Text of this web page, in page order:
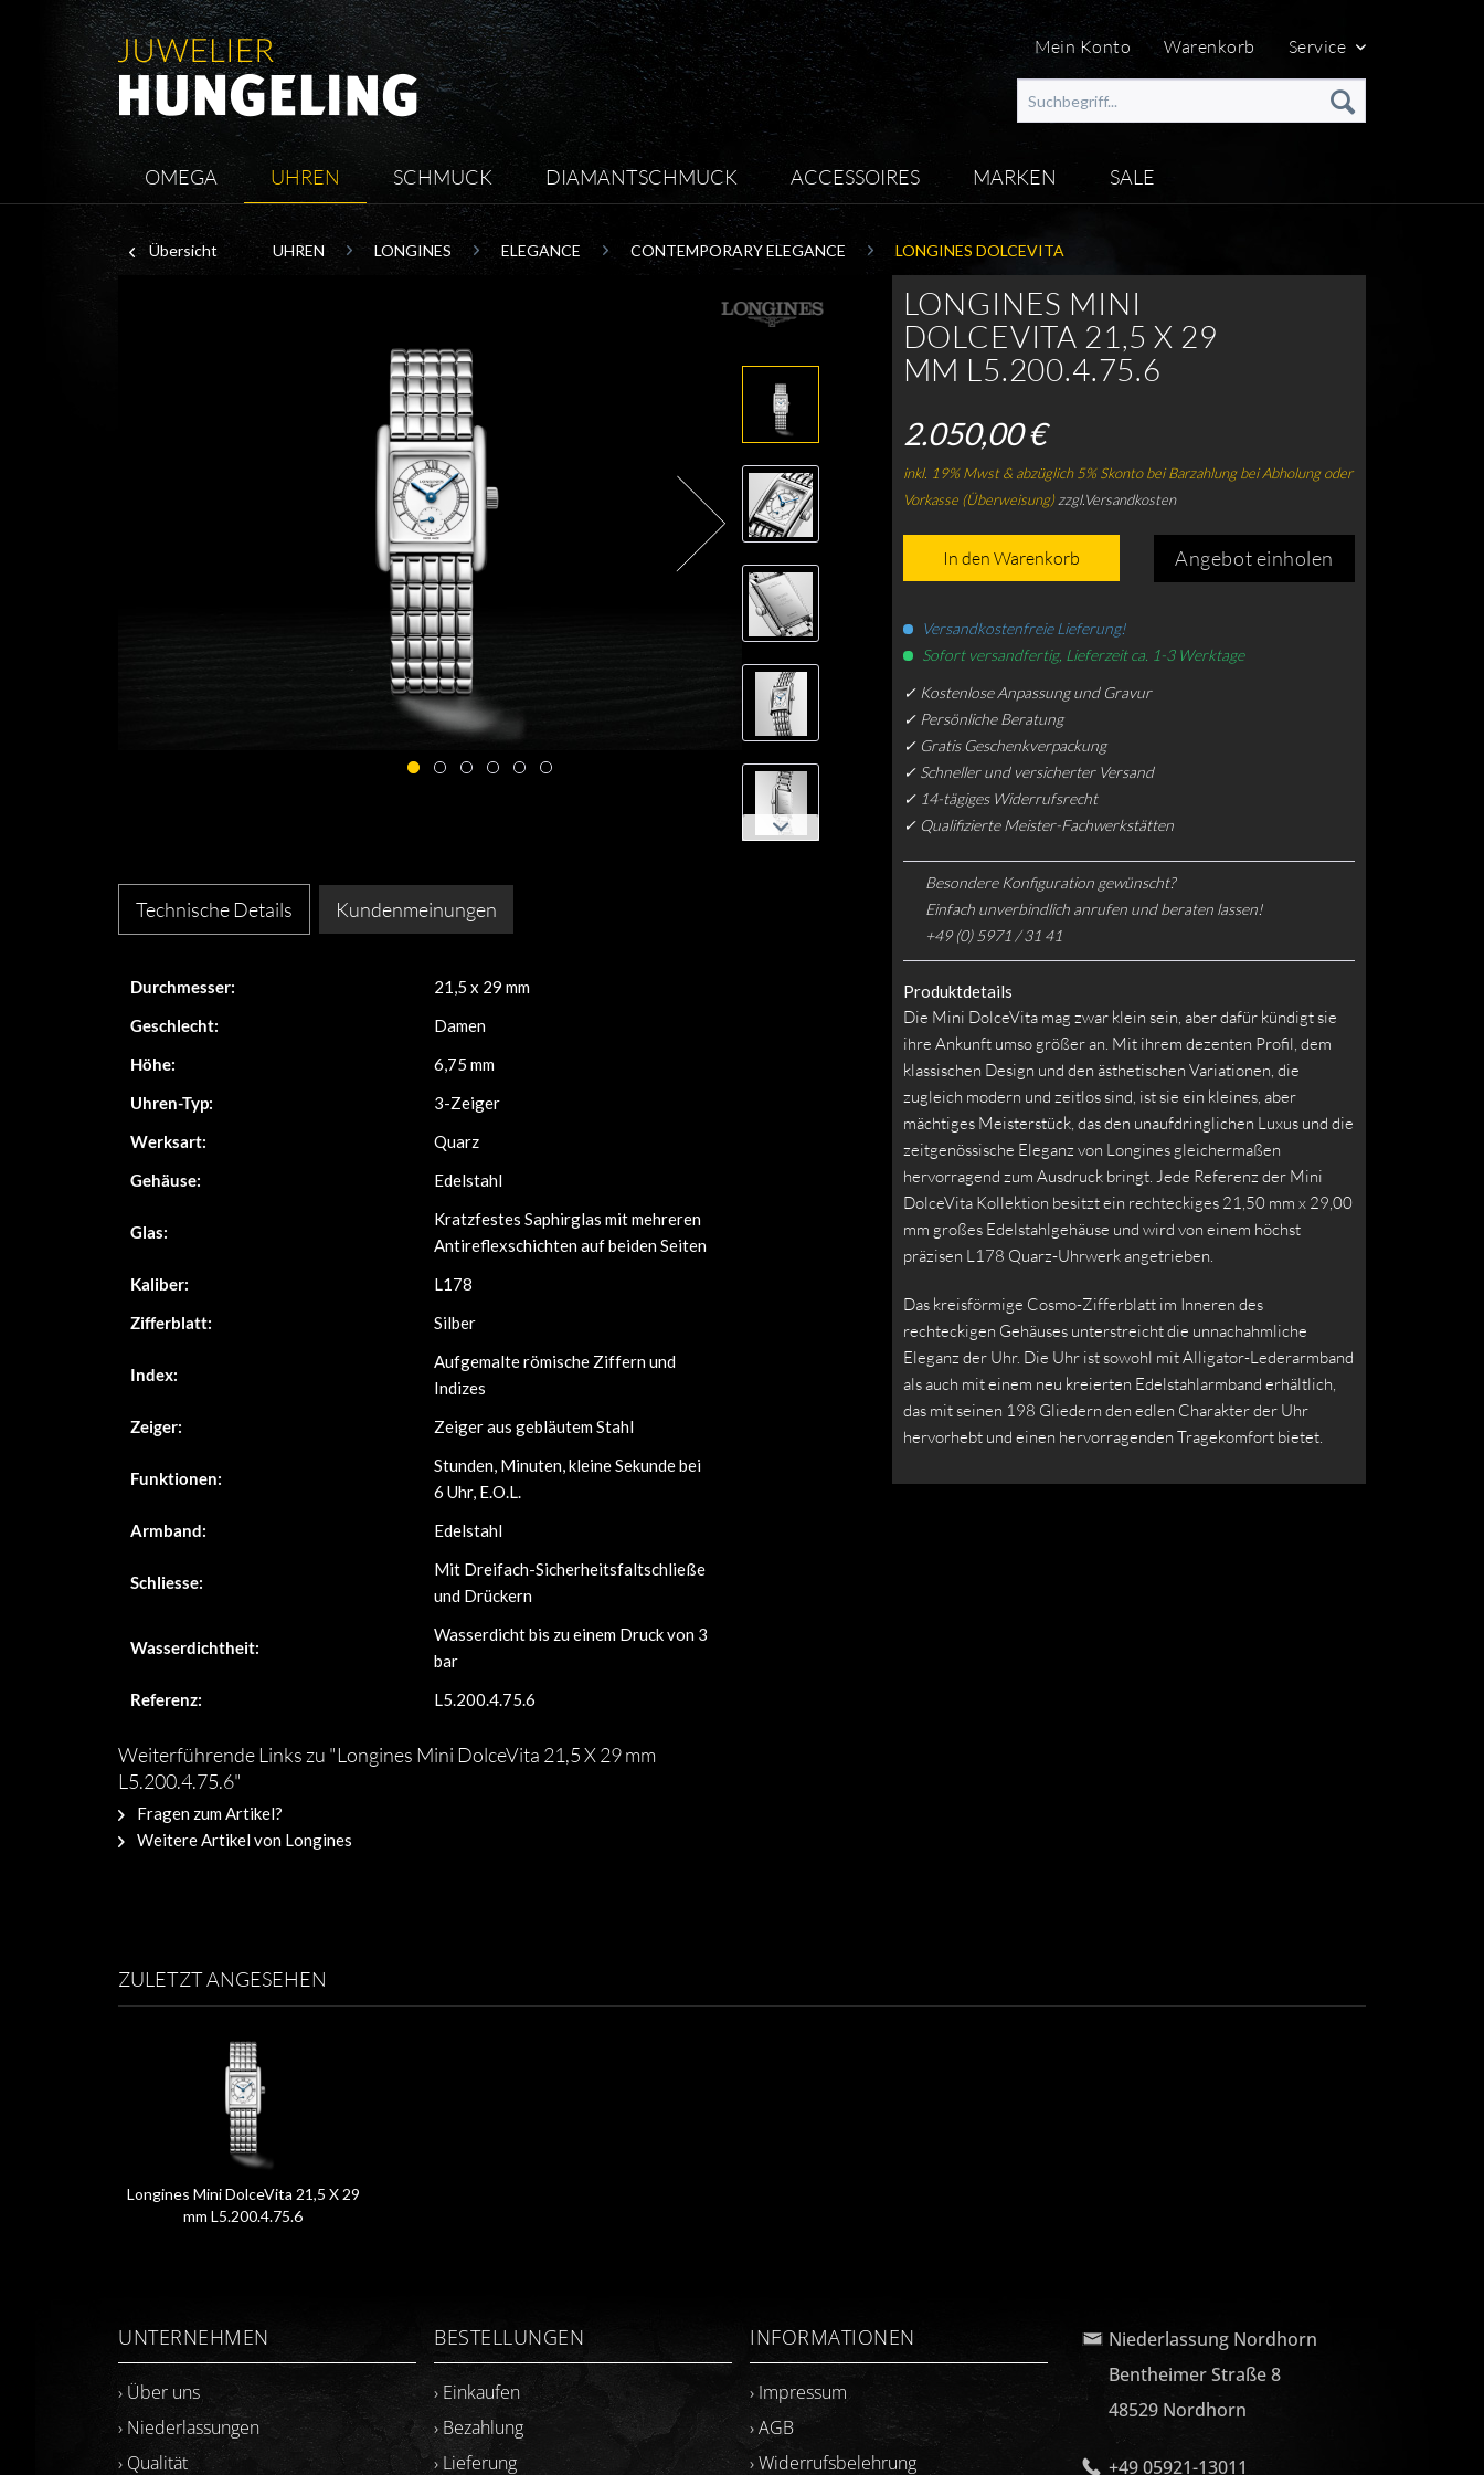
Mein Konto Warenkorb Service
OMEGA UHREN SCHMUCK DIAMANTSCHMUCK ACCESSOIRES MARKEN SALE
Übersicht UHREN LONGINES ELEGANCE CONTEMPORARY ELEGANCE LONGINES DOLCEVITA
LONGINES MINI
DOLCEVITA 21,5 X 29
MM L5.200.4.75.6
2.050,00 €
inkl. 19% Mwst & abzüglich 5% Skonto bei Barzahlung bei Abholung oder
Vorkasse (Überweisung)zzgl.Versandkosten
Angebot einholen
In den Warenkorb
Versandkostenfreie Lieferung!
Sofort versandfertig, Lieferzeit ca. 1-3 Werktage
✓ Kostenlose Anpassung und Gravur
✓ Persönliche Beratung
✓ Gratis Geschenkverpackung
✓ Schneller und versicherter Versand
✓ 14-tägiges Widerrufsrecht
✓ Qualifizierte Meister-Fachwerkstätten
Besondere Konfiguration gewünscht?
Einfach unverbindlich anrufen und beraten lassen!
+49 (0) 5971 / 31 41
Produktdetails
Die Mini DolceVita mag zwar klein sein, aber dafür kündigt sie
ihre Ankunft umso größer an. Mit ihrem dezenten Profil, dem
klassischen Design und den ästhetischen Variationen, die
zugleich modern und zeitlos sind, ist sie ein kleines, aber
mächtiges Meisterstück, das den unaufdringlichen Luxus und die
zeitgenössische Eleganz von Longines gleichermaßen
hervorragend zum Ausdruck bringt. Jede Referenz der Mini
DolceVita Kollektion besitzt ein rechteckiges 21,50 mm x 29,00
mm großes Edelstahlgehäuse und wird von einem höchst
präzisen L178 Quarz-Uhrwerk angetrieben.
Das kreisförmige Cosmo-Zifferblatt im Inneren des
rechteckigen Gehäuses unterstreicht die unnachahmliche
Eleganz der Uhr. Die Uhr ist sowohl mit Alligator-Lederarmband
als auch mit einem neu kreierten Edelstahlarmband erhältlich,
das mit seinen 198 Gliedern den edlen Charakter der Uhr
hervorhebt und einen hervorragenden Tragekomfort bietet.
Technische Details Kundenmeinungen
Durchmesser:
21,5 x 29 mm
Geschlecht:
Damen
Höhe:
6,75 mm
Uhren-Typ:
3-Zeiger
Werksart:
Quarz
Gehäuse:
Edelstahl
Glas:
Kratzfestes Saphirglas mit mehreren
Antireflexschichten auf beiden Seiten
Kaliber:
L178
Zifferblatt:
Silber
Index:
Aufgemalte römische Ziffern und
Indizes
Zeiger:
Zeiger aus gebläutem Stahl
Funktionen:
Stunden, Minuten, kleine Sekunde bei
6 Uhr, E.O.L.
Armband:
Edelstahl
Schliesse:
Mit Dreifach-Sicherheitsfaltschließe
und Drückern
Wasserdichtheit:
Wasserdicht bis zu einem Druck von 3
bar
Referenz:
L5.200.4.75.6
Weiterführende Links zu "Longines Mini DolceVita 21,5 X 29 mm
L5.200.4.75.6"
Fragen zum Artikel?
Weitere Artikel von Longines
ZULETZT ANGESEHEN
Longines Mini DolceVita 21,5 X 29
mm L5.200.4.75.6
UNTERNEHMEN
› Über uns
› Niederlassungen
› Qualität
BESTELLUNGEN
› Einkaufen
› Bezahlung
› Lieferung
INFORMATIONEN
› Impressum
› AGB
› Widerrufsbelehrung
Niederlassung Nordhorn
Bentheimer Straße 8
48529 Nordhorn
+49 05921-13011